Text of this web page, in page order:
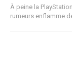
À peine la
rumeurs enflamme